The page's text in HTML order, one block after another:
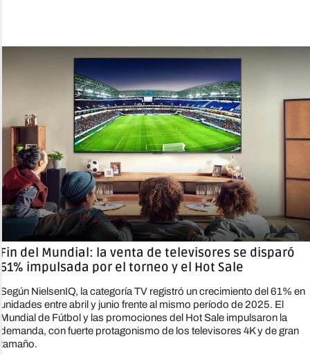
Fin del Mundial: la venta de televisores se disparó
61% impulsada por el torneo y el Hot Sale
Según NielsenIQ, la categoría TV registró un crecimiento del 61% en
unidades entre abril y junio frente al mismo período de 2025. El
Mundial de Fútbol y las promociones del Hot Sale impulsaron la
demanda, con fuerte protagonismo de los televisores 4K y de gran
tamaño.